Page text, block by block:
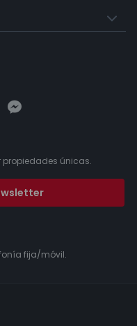
propiedades únicas.
fija/móvil.